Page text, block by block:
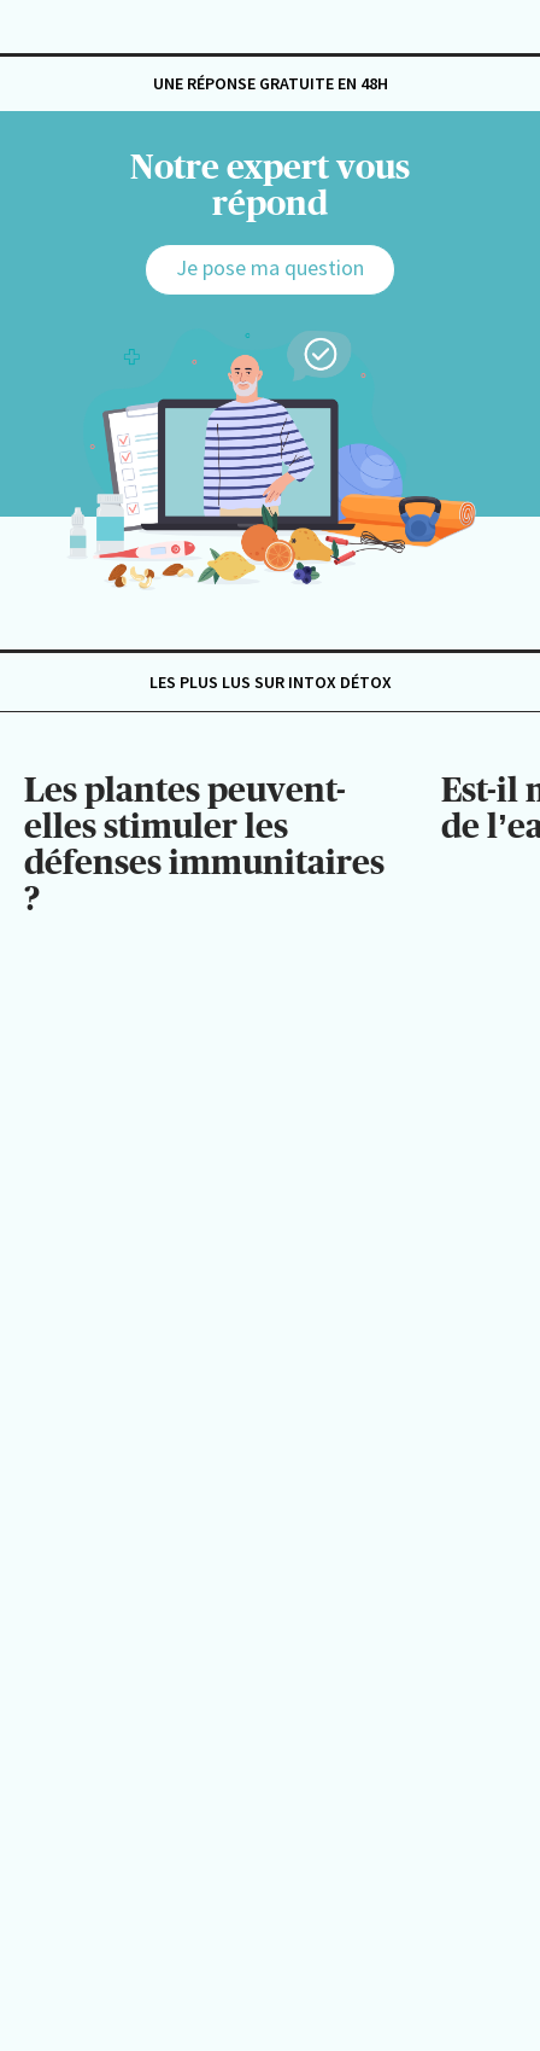
UNE RÉPONSE GRATUITE EN 48H
Notre expert vous
répond
Je pose ma question
LES PLUS LUS SUR INTOX DÉTOX
Les plantes peuvent-
elles stimuler les
défenses immunitaires
?
Est-il
de